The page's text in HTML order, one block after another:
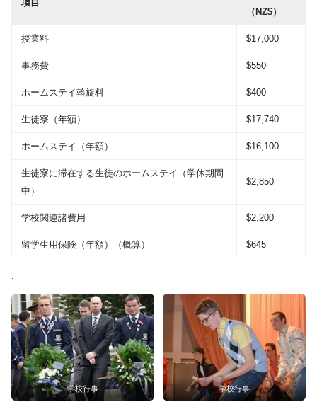
項目
（NZ$）
授業料 $17,000
事務費 $550
ホームステイ斡旋料 $400
生徒寮（年額） $17,740
ホームステイ（年額） $16,100
生徒寮に滞在する生徒のホームステイ（学休期間
中）
$2,850
学校関連諸費用 $2,200
留学生用保険（年額）（概算） $645
.
学校行事 学校行事